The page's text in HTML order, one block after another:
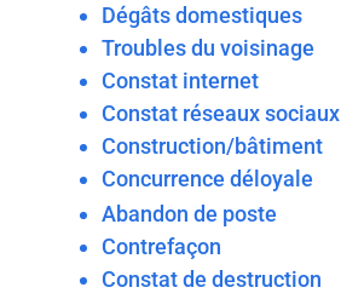
Dégâts domestiques
Troubles du voisinage
Constat internet
Constat réseaux sociaux
Construction/bâtiment
Concurrence déloyale
Abandon de poste
Contrefaçon
Constat de destruction